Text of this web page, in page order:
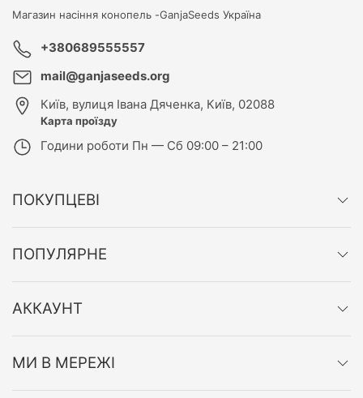
Магазин насіння конопель -GanjaSeeds Україна
+380689555557
mail@ganjaseeds.org
Київ, вулиця Івана Дяченка, Київ, 02088
Карта проїзду
Години роботи Пн — Сб 09:00 – 21:00
ПОКУПЦЕВІ
ПОПУЛЯРНЕ
АККАУНТ
МИ В МЕРЕЖІ